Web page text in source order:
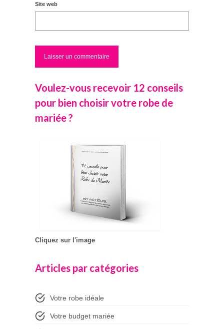
Site web
Voulez-vous recevoir 12 conseils
pour bien choisir votre robe de
mariée ?
Cliquez sur l'image
Articles par catégories
Votre robe idéale
Votre budget mariée